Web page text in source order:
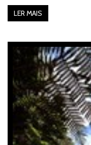
LER MAIS